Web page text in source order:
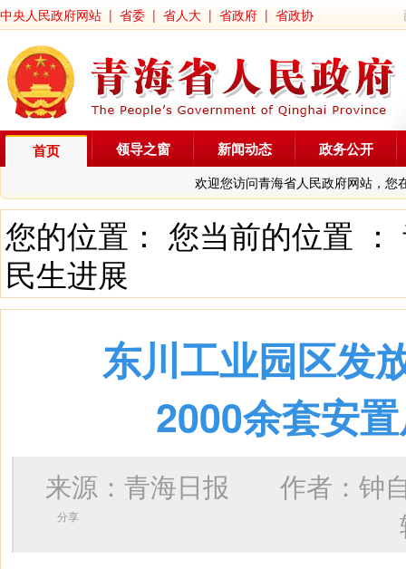
中央人民政府网站 | 省委 | 省人大 | 省政府 | 省政协
首页
欢迎您访问青海省人民政府网站，您
领导之窗 新闻动态 政务公开
您的位置： 您当前的位置 ：
民生进展
东川工业园区发
2000余套安
来源：青海日报 作者：钟
分享